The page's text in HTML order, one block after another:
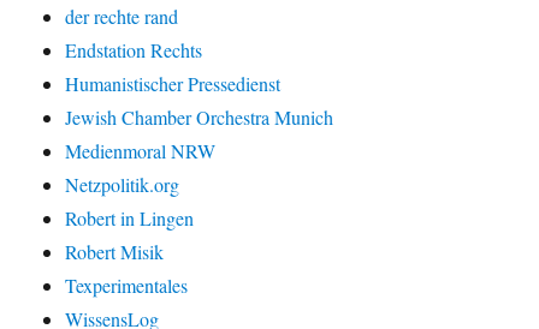
der rechte rand
Endstation Rechts
Humanistischer Pressedienst
Jewish Chamber Orchestra Munich
Medienmoral NRW
Netzpolitik.org
Robert in Lingen
Robert Misik
Texperimentales
WissensLog